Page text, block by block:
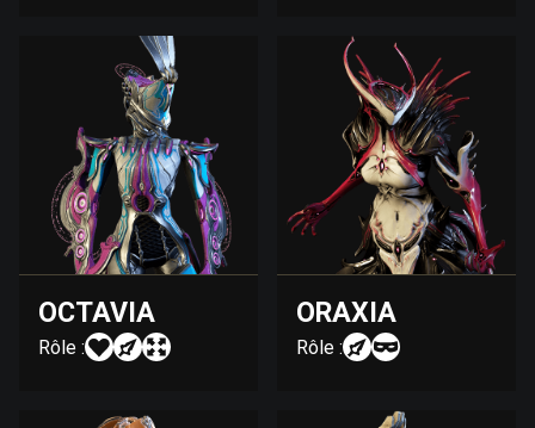
OCTAVIA
Rôle :
ORAXIA
Rôle :